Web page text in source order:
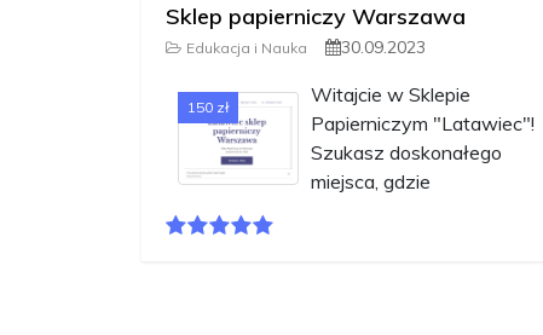
Sklep papierniczy Warszawa
Edukacja i Nauka 30.09.2023
150 zł
Witajcie w Sklepie
Papierniczym "Latawiec"!
Szukasz doskonałego
miejsca, gdzie